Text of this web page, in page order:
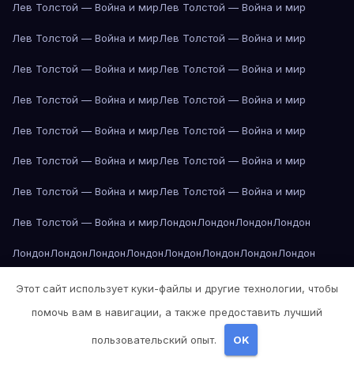
Лев Толстой — Война и мирЛев Толстой — Война и мир
Лев Толстой — Война и мирЛев Толстой — Война и мир
Лев Толстой — Война и мирЛев Толстой — Война и мир
Лев Толстой — Война и мирЛев Толстой — Война и мир
Лев Толстой — Война и мирЛев Толстой — Война и мир
Лев Толстой — Война и мирЛев Толстой — Война и мир
Лев Толстой — Война и мирЛев Толстой — Война и мир
Лев Толстой — Война и мирЛондонЛондонЛондонЛондон
ЛондонЛондонЛондонЛондонЛондонЛондонЛондонЛондон
Лондон Лондон Лос-Анджелес Лос-Анджелес
Лос-АнджелесЛос-АнджелесЛос-АнджелесЛос-Анджелес
Лос-АнджелесЛос-АнджелесЛос-Анджелес
Этот сайт использует куки-файлы и другие технологии, чтобы
помочь вам в навигации, а также предоставить лучший
пользовательский опыт. OK